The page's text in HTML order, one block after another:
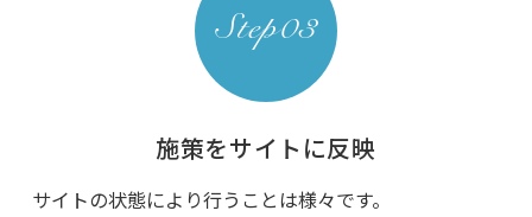
施策をサイトに反映
サイトの状態により行うことは様々です。